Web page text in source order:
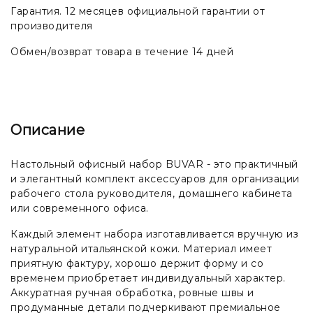
Гарантия. 12 месяцев официальной гарантии от
производителя
Обмен/возврат товара в течение 14 дней
Описание
Настольный офисный набор BUVAR - это практичный
и элегантный комплект аксессуаров для организации
рабочего стола руководителя, домашнего кабинета
или современного офиса.
Каждый элемент набора изготавливается вручную из
натуральной итальянской кожи. Материал имеет
приятную фактуру, хорошо держит форму и со
временем приобретает индивидуальный характер.
Аккуратная ручная обработка, ровные швы и
продуманные детали подчеркивают премиальное